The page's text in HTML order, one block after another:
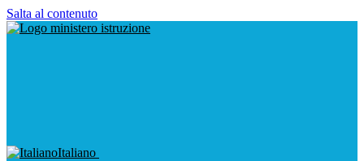
Salta al contenuto
Italiano